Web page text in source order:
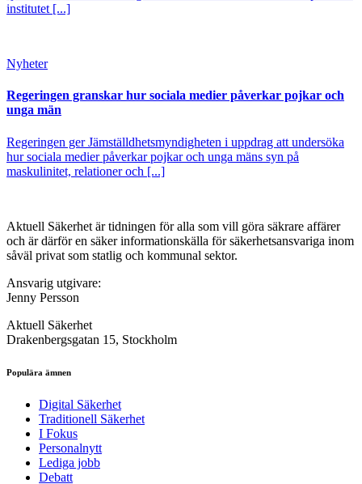
institutet [...]
Nyheter
Regeringen granskar hur sociala medier påverkar pojkar och
unga män
Regeringen ger Jämställdhetsmyndigheten i uppdrag att undersöka
hur sociala medier påverkar pojkar och unga mäns syn på
maskulinitet, relationer och [...]
Aktuell Säkerhet är tidningen för alla som vill göra säkrare affärer
och är därför en säker informationskälla för säkerhets­ansvariga inom
såväl privat som statlig och kommunal sektor.
Ansvarig utgivare:
Jenny Persson
Aktuell Säkerhet
Drakenbergsgatan 15, Stockholm
Populära ämnen
Digital Säkerhet
Traditionell Säkerhet
I Fokus
Personalnytt
Lediga jobb
Debatt